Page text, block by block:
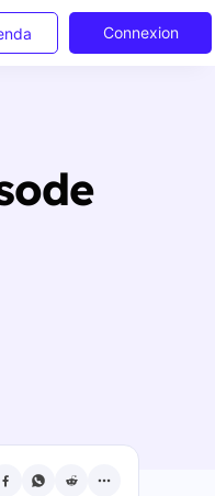
Connexion